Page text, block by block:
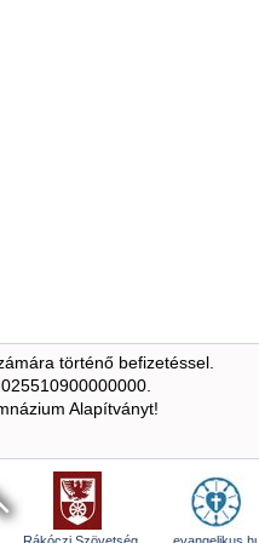
történő befizetéssel.
Alapítványt!